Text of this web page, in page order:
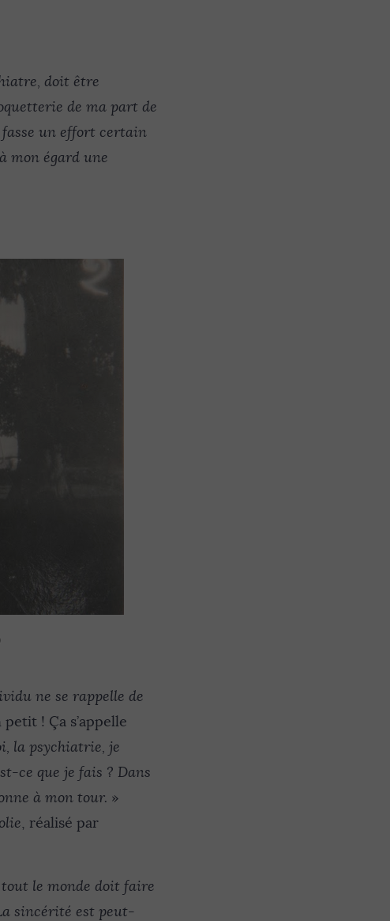
doit être
de ma part de
un effort certain
mon égard une
ne se rappelle de
! Ça s’appelle
la psychiatrie, je
ce que je fais ? Dans
à mon tour. »
, réalisé par
tout le monde doit faire
sincérité est peut-